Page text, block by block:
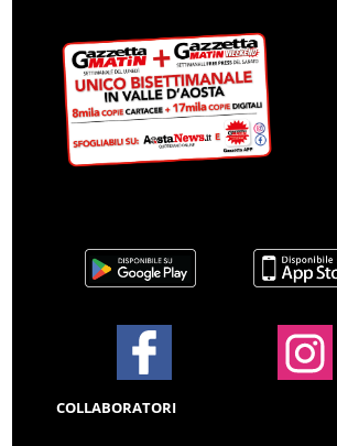
COLLABORATORI